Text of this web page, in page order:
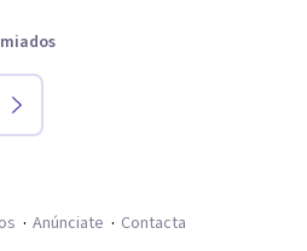
Anúnciate Contacta